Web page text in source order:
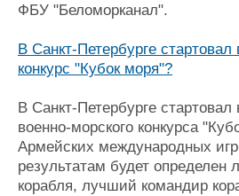
ФБУ "Беломорканал".
В Санкт-Петербурге стартовал
конкурс "Кубок моря"?
В Санкт-Петербурге
военно-морского конкурса
Армейских международных
результатам будет определен
корабля, лучший командир